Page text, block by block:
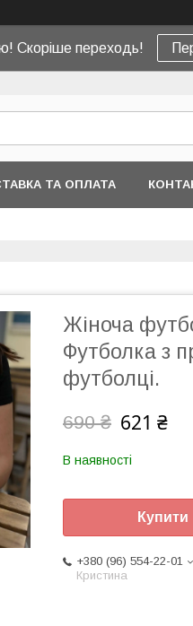
Скоріше переходь!
ТА ОПЛАТА
Жіноча
Футболка з
футболці.
690 ₴ 621 ₴
В наявності
Купити
+380 (96) 554-22-01
Кристина